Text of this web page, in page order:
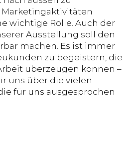
wichtige Rolle. Auch der
Ausstellung soll den
machen. Es ist immer
zu begeistern, die
überzeugen können –
uns über die vielen
für uns ausgesprochen